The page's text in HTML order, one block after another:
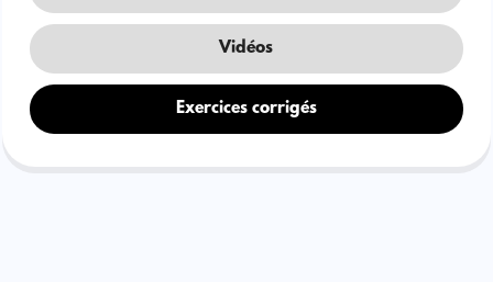
Vidéos
Exercices corrigés